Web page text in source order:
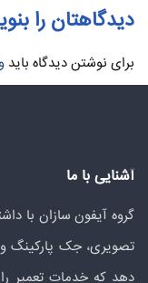
دیدگاهتان را
برای نوشتن دیدگاه باید
آشنایی با ما
گروه آیفون سازان با
تصویری، جک پارکینگ و
دهد که خدمات تعمیر را